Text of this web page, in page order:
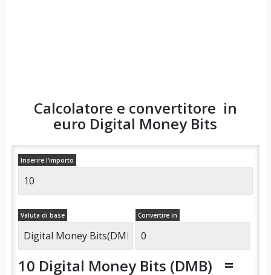
Calcolatore e convertitore in
euro Digital Money Bits
Inserire l'importo
Valuta di base Convertire in
10 Digital Money Bits (DMB) =